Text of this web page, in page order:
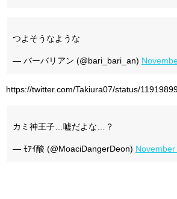
つよそうなような
— バーバリアン (@bari_bari_an)
https://twitter.com/Takiura07/status/
カミ神王子…嘘だよな…？
— ﾓｱｲ酸 (@MoaciDangerDeon)